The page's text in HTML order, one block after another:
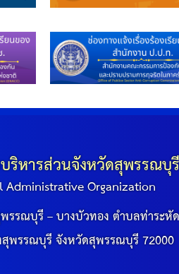
ริหารส่วนจังหวัดสุพรรณบุ
Administrative Organization
รรณบุรี – บางบัวทอง ตำบลท่าระหั
สุพรรณบุรี จังหวัดสุพรรณบุรี 72000